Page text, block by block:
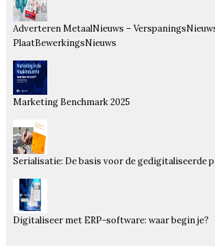
Adverteren MetaalNieuws –
PlaatBewerkingsNieuws
Marketing Benchmark 2025
Serialisatie: De basis voor de gedigitaliseerde
Digitaliseer met ERP-software: waar begin je?